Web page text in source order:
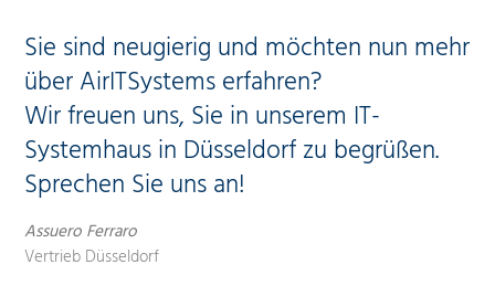
Sie sind neugierig und möchten nun mehr
über AirITSystems erfahren?
Wir freuen uns, Sie in unserem IT-
Systemhaus in Düsseldorf zu begrüßen.
Sprechen Sie uns an!
Assuero Ferraro
Vertrieb Düsseldorf